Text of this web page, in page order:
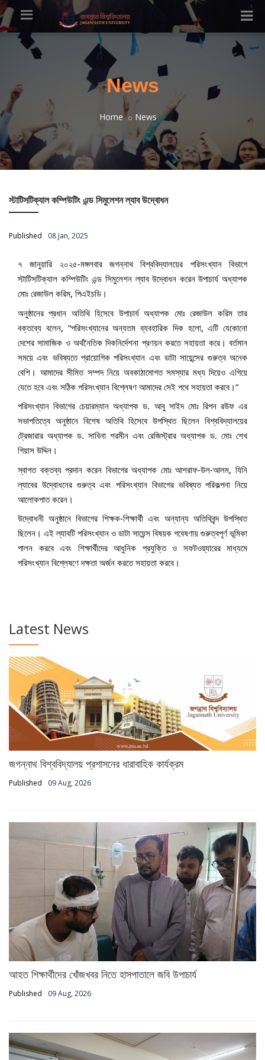
News
Home News
স্টাটিসটিক্যাল কম্পিউটিং এন্ড সিমুলেশন ল্যাব উদ্বোধন
Published 08 Jan, 2025
৭ জানুয়ারি ২০২৫-মঙ্গলবার জগন্নাথ বিশ্ববিদ্যালয়ের পরিসংখ্যান বিভাগে
স্টাটিসটিক্যাল কম্পিউটিং এন্ড সিমুলেশন ল্যাব উদ্বোধন করেন উপাচার্য অধ্যাপক
মোঃ রেজাউল করিম, পিএইচডি।
অনুষ্ঠানের প্রধান অতিথি হিসেবে উপাচার্য অধ্যাপক মোঃ রেজাউল করিম তার
বক্তব্যে বলেন, “পরিসংখ্যানের অন্যতম ব্যবহারিক দিক হলো, এটি যেকোনো
দেশের সামাজিক ও অর্থনৈতিক দিকনির্দেশনা প্রণয়ন করতে সহায়তা করে। বর্তমান
সময়ে এবং ভবিষ্যতে প্রায়োগিক পরিসংখ্যান এবং ডাটা সায়েন্সের গুরুত্ব অনেক
বেশি। আমাদের সীমিত সম্পদ নিয়ে অবকাঠামোগত সমস্যার মধ্য দিয়েও এগিয়ে
যেতে হবে এবং সঠিক পরিসংখ্যান বিশ্লেষণ আমাদের সেই পথে সহায়তা করবে।”
পরিসংখ্যান বিভাগের চেয়ারম্যান অধ্যাপক ড. আবু সাইদ মোঃ রিপন রউফ এর
সভাপতিত্বে অনুষ্ঠানে বিশেষ অতিথি হিসেবে উপস্থিত ছিলেন বিশ্ববিদ্যালয়ের
ট্রেজারার অধ্যাপক ড. সাবিনা শরমীন এবং রেজিস্ট্রার অধ্যাপক ড. মোঃ শেখ
গিয়াস উদ্দিন।
স্বাগত বক্তব্য প্রদান করেন বিভাগের অধ্যাপক মোঃ আশরাফ-উল-আলম, যিনি
ল্যাবের উদ্বোধনের গুরুত্ব এবং পরিসংখ্যান বিভাগের ভবিষ্যত পরিকল্পনা নিয়ে
আলোকপাত করেন।
উদ্বোধনী অনুষ্ঠানে বিভাগের শিক্ষক-শিক্ষার্থী এবং অন্যান্য অতিথিবৃন্দ উপস্থিত
ছিলেন। এই ল্যাবটি পরিসংখ্যান ও ডাটা সায়েন্স বিষয়ক গবেষণায় গুরুত্বপূর্ণ ভূমিকা
পালন করবে এবং শিক্ষার্থীদের আধুনিক প্রযুক্তি ও সফটওয়্যারের মাধ্যমে
পরিসংখ্যান বিশ্লেষণে দক্ষতা অর্জন করতে সহায়তা করবে।
Latest News
জগন্নাথ বিশ্ববিদ্যালয় প্রশাসনের ধারাবাহিক কার্যক্রম
Published 09 Aug, 2026
আহত শিক্ষার্থীদের খোঁজখবর নিতে হাসপাতালে জবি উপাচার্য
Published 09 Aug, 2026